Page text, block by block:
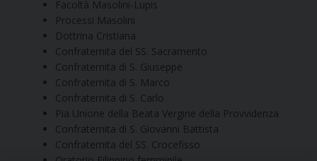
Facoltà Masolini-Lupis
Processi Masolini
Dottrina Cristiana
Confraternita del SS. Sacramento
Confraternita di S. Giuseppe
Confraternita di S. Marco
Confraternita di S. Carlo
Pia Unione della Beata Vergine della Provvidenza
Confraternita di S. Giovanni Battista
Confraternita del SS. Crocefisso